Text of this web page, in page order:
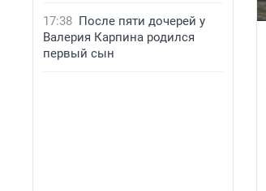
17:38 После пяти дочерей у
Валерия Карпина родился
первый сын